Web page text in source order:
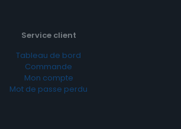
Service client
Tableau de bord
Commande
Mon compte
Mot de passe perdu